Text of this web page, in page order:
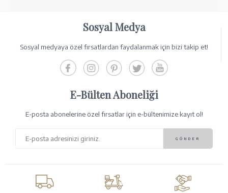
Sosyal Medya
Sosyal medyaya özel fırsatlardan faydalanmak için bizi takip et!
E-Bülten Aboneliği
E-posta abonelerine özel fırsatlar için e-bültenimize kayıt ol!